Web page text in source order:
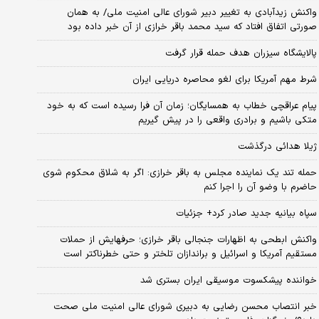
واکنش زیدآبادی به تغییر دبیر شورای عالی امنیت ملی/ به همان
صورتی اتفاق افتاد که سید محمد باقر خرازی از آن خبر داده بود
پالایشگاه سیزران هدف حمله قرار گرفت
شرط مهم آمریکا برای لغو محاصره دریایی ایران
پیام عراقچی خطاب به همسایگان؛ زمان آن فرا رسیده است که به خود
متکی باشیم و برادری واقعی را در پیش گیریم
ژیلا هدائی درگذشت
حمله تند یک نماینده مجلس به باقر خرازی: اگر به شلاق محکوم شوی
حاضرم با وضو آن را اجرا کنم
سپاه بیانیه جدید صادر کرد+ جزئیات
واکنش ابطحی به اظهارات جنجالی باقر خرازی؛ حرفهایش از حملات
مستقیم آمریکا و اسرائیل و براندازان تلختر و حتی خطرناکتر است
خواننده پیشکسوت موسیقی ایران بستری شد
خبر انتصاب محسن رضایی به دبیری شورای عالی امنیت ملی صحت